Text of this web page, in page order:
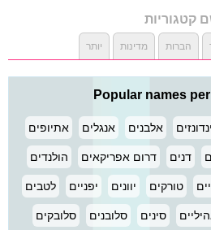
קטגוריות
הברות מדינות יותר
Popular names
אלבנים אנגלים אתיופים
דנים דרום אפריקאים הולנדים
טורקים יוונים יפניים לטבים
סינים סלובנים סלובקים